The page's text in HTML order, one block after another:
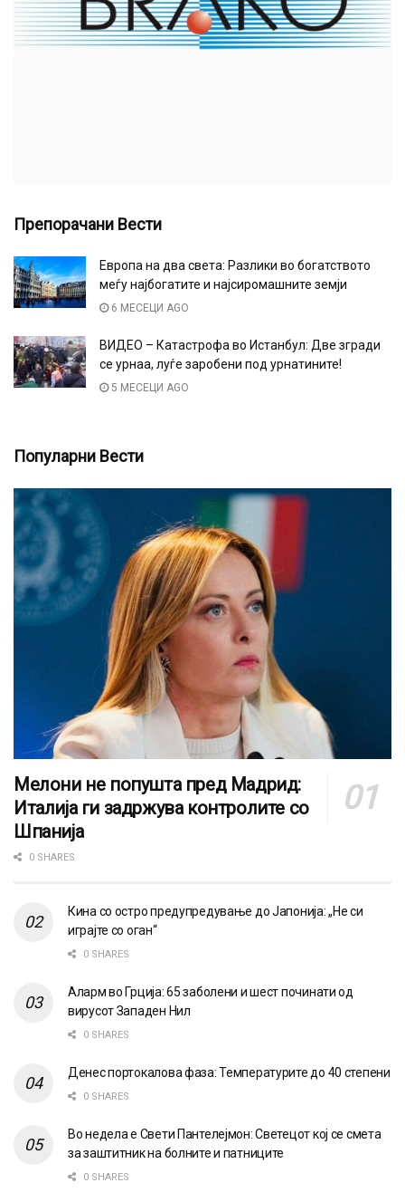
Препорачани Вести
Европа на два света: Разлики во богатството
меѓу најбогатите и најсиромашните земји
6 МЕСЕЦИ AGO
ВИДЕО – Катастрофа во Истанбул: Две згради
се урнаа, луѓе заробени под урнатините!
5 МЕСЕЦИ AGO
Популарни Вести
Мелони не попушта пред Мадрид:
Италија ги задржува контролите со
Шпанија
0 SHARES
Кина со остро предупредување до Јапонија: „Не си
играјте со оган“
0 SHARES
Аларм во Грција: 65 заболени и шест починати од
вирусот Западен Нил
0 SHARES
Денес портокалова фаза: Температурите до 40 степени
0 SHARES
Во недела е Свети Пантелејмон: Светецот кој се смета
за заштитник на болните и патниците
0 SHARES